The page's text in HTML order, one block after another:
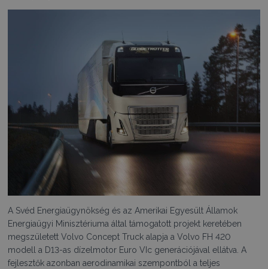
A Svéd Energiaügynökség és az Amerikai Egyesült Államok
Energiaügyi Minisztériuma által támogatott projekt keretében
megszületett Volvo Concept Truck alapja a Volvo FH 420
modell a D13-as dízelmotor Euro VIc generációjával ellátva. A
fejlesztők azonban aerodinamikai szempontból a teljes